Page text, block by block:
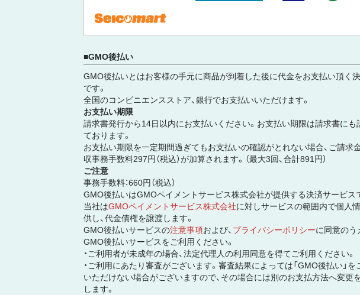
GMO後払い
GMO後払いとはお客様の手元に商品が到着した後に代金をお支払い頂く
です。
全国のコンビニエンスストア、銀行でお支払いいただけます。
お支払い期限
請求書発行から14日以内にお支払いください。お支払い期限は請求書にも
ております。
お支払い期限を一定期間過ぎてもお支払いの確認がとれない場合、ご請求
収事務手数料297円（税込）が加算されます。（最大3回、合計891円）
ご注意
事務手数料：660円（税込）
GMO後払いはGMOペイメントサービス株式会社が提供する決済サービス
当社はGMOペイメントサービス株式会社に対しサービスの範囲内で個人
供し、代金債権を譲渡します。
GMO後払いサービスの注意事項および、 プライバシーポリシーに同意のう
GMO後払いサービスをご利用ください。
・ご利用者が未成年の場合、法定代理人の利用同意を得てご利用ください。
・ご利用にあたり審査がございます。審査結果によっては「GMO後払い」を
いただけない場合がございますので、その場合には別のお支払方法へ変更
します。